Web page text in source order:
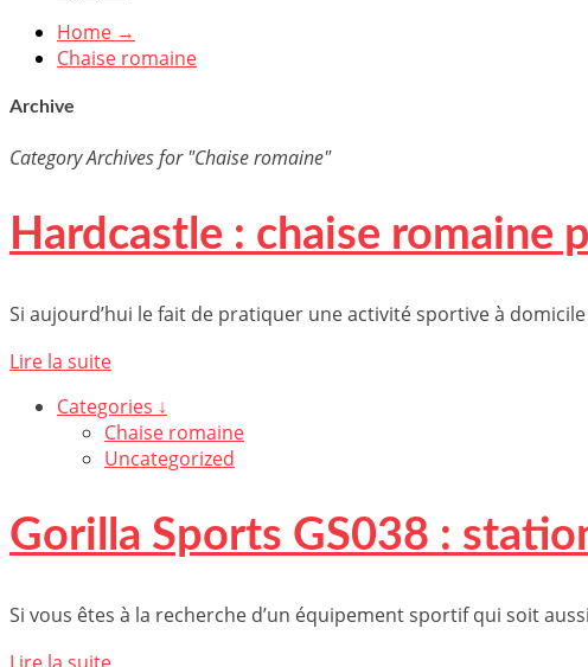
Home →
Chaise romaine
Archive
Category Archives for "Chaise romaine"
Hardcastle : chaise romaine
Si aujourd’hui le fait de pratiquer une activité sportive à domicile
Lire la suite
Categories ↓
Chaise romaine
Uncategorized
Gorilla Sports GS038 :
Si vous êtes à la recherche d’un équipement sportif qui soit aussi